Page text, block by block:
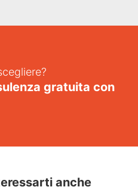
gratuita con
anche